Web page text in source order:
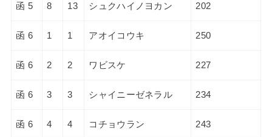
函 5 8 13 シュクハイノヨカン 202
函 6 1 1 アオイコウキ 250
函 6 2 2 ワビスケ 227
函 6 3 3 シャイニーゼネラル 234
函 6 4 4 コチョウラン 243